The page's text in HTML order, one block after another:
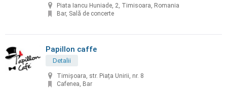
Piata Iancu Huniade, 2, Timisoara, Romania
Bar, Sală de concerte
Papillon caffe
Detalii
Timișoara, str. Piața Unirii, nr. 8
Cafenea, Bar